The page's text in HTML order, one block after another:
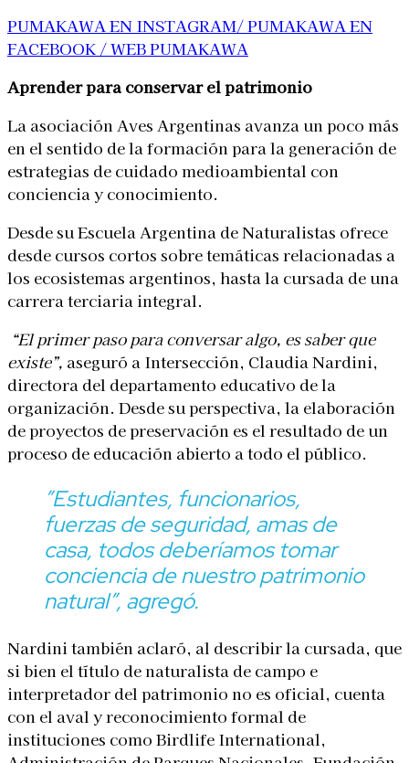
PUMAKAWA EN INSTAGRAM/PUMAKAWA EN
FACEBOOK /WEB PUMAKAWA
Aprender para conservar el patrimonio
La asociación Aves Argentinas avanza un poco más
en el sentido de la formación para la generación de
estrategias de cuidado medioambiental con
conciencia y conocimiento.
Desde su Escuela Argentina de Naturalistas ofrece
desde cursos cortos sobre temáticas relacionadas a
los ecosistemas argentinos, hasta la cursada de una
carrera terciaria integral.
“El primer paso para conversar algo, es saber que
existe”, aseguró a Intersección, Claudia Nardini,
directora del departamento educativo de la
organización. Desde su perspectiva, la elaboración
de proyectos de preservación es el resultado de un
proceso de educación abierto a todo el público.
”Estudiantes, funcionarios,
fuerzas de seguridad, amas de
casa, todos deberíamos tomar
conciencia de nuestro patrimonio
natural”, agregó.
Nardini también aclaró, al describir la cursada, que
si bien el título de naturalista de campo e
interpretador del patrimonio no es oficial, cuenta
con el aval y reconocimiento formal de
instituciones como Birdlife International,